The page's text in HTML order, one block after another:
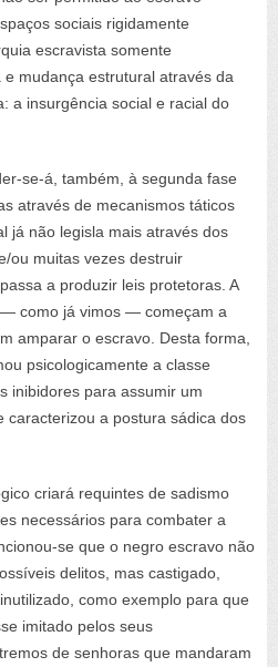
sociais rigidamente
escravista somente
mudança estrutural através da
a insurgência social e racial do
se-á, também, à segunda fase
através de mecanismos táticos
já não legisla mais através dos
ou muitas vezes destruir
a produzir leis protetoras. A
como já vimos — começam a
amparar o escravo. Desta forma,
psicologicamente a classe
inibidores para assumir um
caracterizou a postura sádica dos
criará requintes de sadismo
necessários para combater a
se que o negro escravo não
delitos, mas castigado,
como exemplo para que
imitado pelos seus
de senhoras que mandaram